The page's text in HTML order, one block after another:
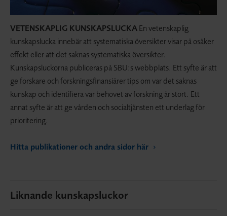
VETENSKAPLIG KUNSKAPSLUCKAEn vetenskaplig
kunskapslucka innebär att systematiska översikter visar på osäker
effekt eller att det saknas systematiska översikter.
Kunskapsluckorna publiceras på SBU:s webbplats. Ett syfte är att
ge forskare och forskningsfinansiärer tips om var det saknas
kunskap och identifiera var behovet av forskning är stort. Ett
annat syfte är att ge vården och socialtjänsten ett underlag för
prioritering.
Hitta publikationer och andra sidor här
Liknande kunskapsluckor